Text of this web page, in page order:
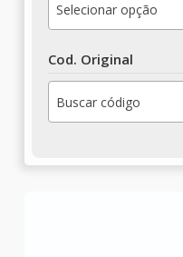
Selecionar opção
Cod. Original
Buscar código